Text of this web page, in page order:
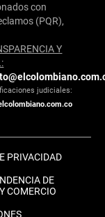
con
(PQR),
Y
judiciales:
PRIVACIDAD
DE
COMERCIO